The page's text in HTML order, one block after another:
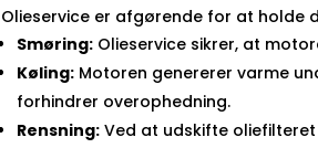
Olieservice er afgørende for at holde
Smøring: Olieservice sikrer, at
Køling: Motoren genererer varme
forhindrer overophedning.
Rensning: Ved at udskifte